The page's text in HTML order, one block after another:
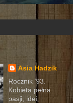
Asia Hadzik
Rocznik '93.
Kobieta pełna
pasji, idei,